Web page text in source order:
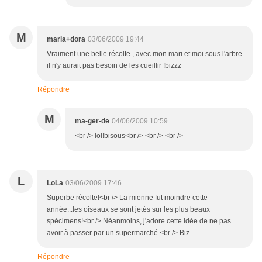
M maria+dora 03/06/2009 19:44
Vraiment une belle récolte , avec mon mari et moi sous l'arbre
il n'y aurait pas besoin de les cueillir !bizzz
Répondre
M ma-ger-de 04/06/2009 10:59
<br /> lol!bisous<br /> <br /> <br />
L LoLa 03/06/2009 17:46
Superbe récolte!<br /> La mienne fut moindre cette
année...les oiseaux se sont jetés sur les plus beaux
spécimens!<br /> Néanmoins, j'adore cette idée de ne pas
avoir à passer par un supermarché.<br /> Biz
Répondre